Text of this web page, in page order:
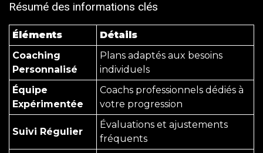
Résumé des informations clés
Éléments
Détails
Coaching
Personnalisé
Plans adaptés aux besoins
individuels
Équipe
Expérimentée
Coachs professionnels dédiés à
votre progression
Suivi Régulier
Évaluations et ajustements
fréquents